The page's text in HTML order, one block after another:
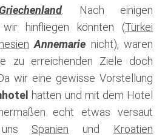
Griechenland. Nach einigen
wir hinfliegen könnten (Türkei
Annemarie nicht), waren
zu erreichenden Ziele doch
wir eine gewisse Vorstellung
hatten und mit dem Hotel
echt etwas versaut
Spanien und Kroatien